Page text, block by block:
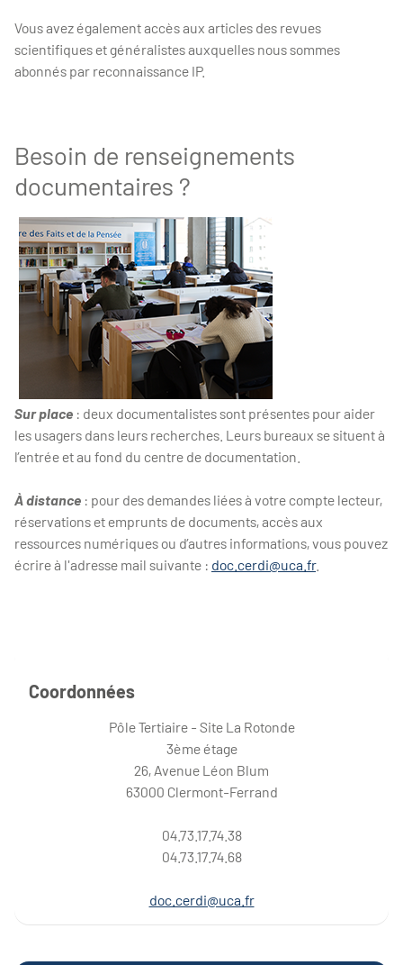
Vous avez également accès aux articles des revues
scientifiques et généralistes auxquelles nous sommes
abonnés par reconnaissance IP.
Besoin de renseignements
documentaires ?
Sur place : deux documentalistes sont présentes pour aider
les usagers dans leurs recherches. Leurs bureaux se situent à
l’entrée et au fond du centre de documentation.
À distance : pour des demandes liées à votre compte lecteur,
réservations et emprunts de documents, accès aux
ressources numériques ou d’autres informations, vous pouvez
écrire à l'adresse mail suivante : doc.cerdi@uca.fr.
Coordonnées
Pôle Tertiaire - Site La Rotonde
3ème étage
26, Avenue Léon Blum
63000 Clermont-Ferrand
04.73.17.74.38
04.73.17.74.68
doc.cerdi@uca.fr